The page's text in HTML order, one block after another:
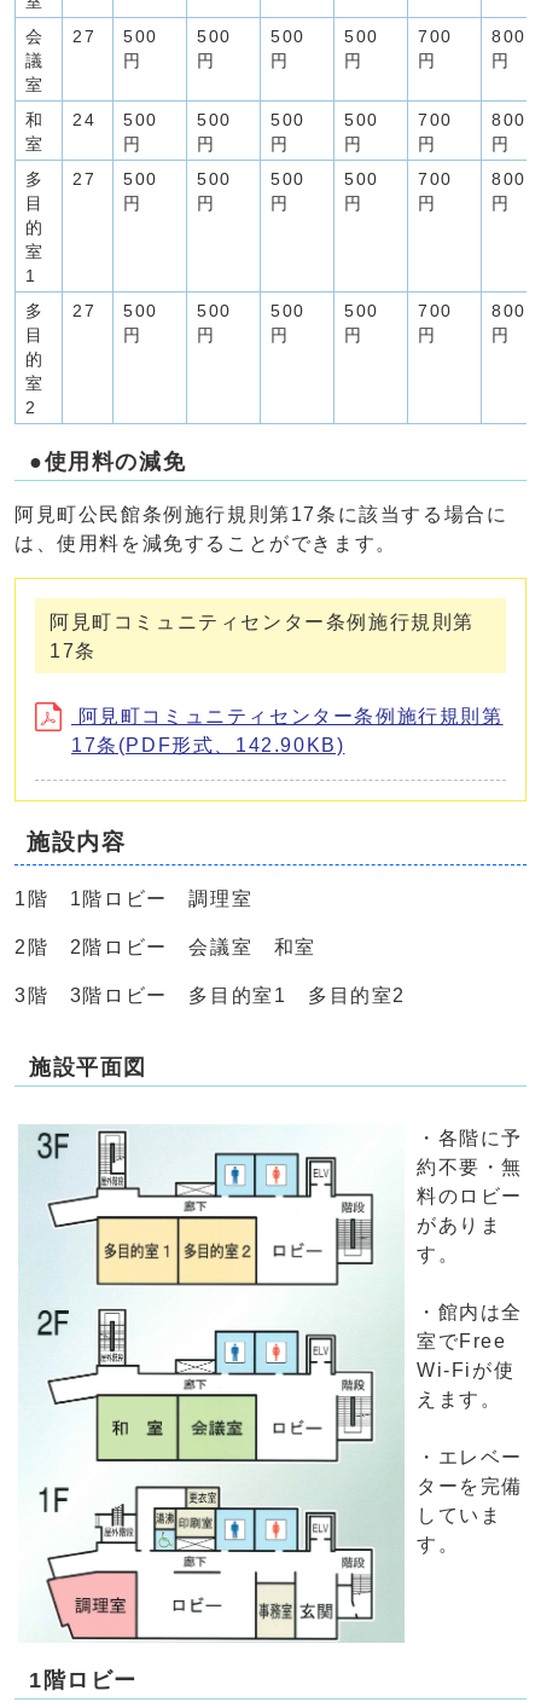
会
議
室
27
500
円
500
円
500
円
500
円
700
円
800
円
和
室
24
500
円
500
円
500
円
500
円
700
円
800
円
多
目
的
室
1
27
500
円
500
円
500
円
500
円
700
円
800
円
多
目
的
室
2
27
500
円
500
円
500
円
500
円
700
円
800
円
●使用料の減免
阿見町公民館条例施行規則第17条に該当する場合に
は、使用料を減免することができます。
阿見町コミュニティセンター条例施行規則第
17条
阿見町コミュニティセンター条例施行規則第
17条(PDF形式、142.90KB)
施設内容
1階 1階ロビー 調理室
2階 2階ロビー 会議室 和室
3階 3階ロビー 多目的室1 多目的室2
施設平面図
・各階に予
約不要・無
料のロビー
がありま
す。
・館内は全
室でFree
Wi-Fiが使
えます。
・エレベー
ターを完備
していま
す。
1階ロビー